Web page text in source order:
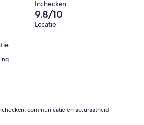
Inchecken
9,8/10
Locatie
communicatie en accuraatheid